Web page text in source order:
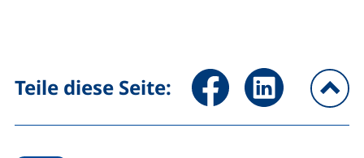
Teile diese Seite: Seite über Facebook teilen
Seite über